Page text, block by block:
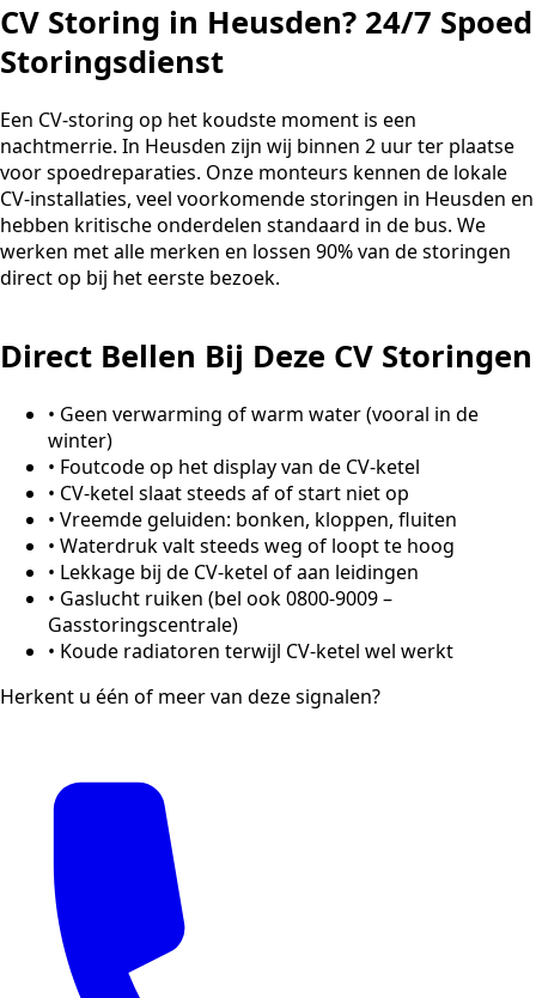
CV Storing in Heusden? 24/7 Spoed
Storingsdienst
Een CV-storing op het koudste moment is een
nachtmerrie. In Heusden zijn wij binnen 2 uur ter plaatse
voor spoedreparaties. Onze monteurs kennen de lokale
CV-installaties, veel voorkomende storingen in Heusden en
hebben kritische onderdelen standaard in de bus. We
werken met alle merken en lossen 90% van de storingen
direct op bij het eerste bezoek.
Direct Bellen Bij Deze CV Storingen
• Geen verwarming of warm water (vooral in de
winter)
• Foutcode op het display van de CV-ketel
• CV-ketel slaat steeds af of start niet op
• Vreemde geluiden: bonken, kloppen, fluiten
• Waterdruk valt steeds weg of loopt te hoog
• Lekkage bij de CV-ketel of aan leidingen
• Gaslucht ruiken (bel ook 0800-9009 –
Gasstoringscentrale)
• Koude radiatoren terwijl CV-ketel wel werkt
Herkent u één of meer van deze signalen?